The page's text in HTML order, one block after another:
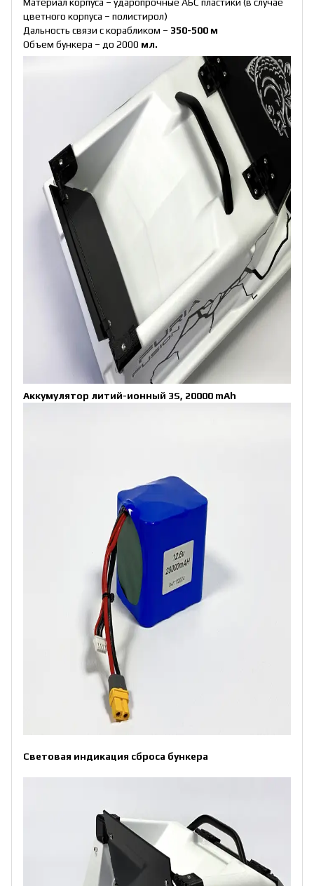
цветного корпуса – полистирол)
Дальность связи с корабликом – 350-500 м
Объем бункера – до 2000 мл.
Аккумулятор литий-ионный 3S, 20000 mAh
Световая индикация сброса бункера